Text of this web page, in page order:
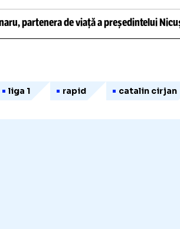
partenera de viață a președintelui
liga 1 rapid catalin cirjan